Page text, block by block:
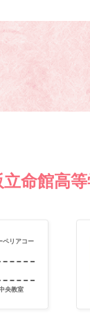
命館高
ペリアコー
央教室